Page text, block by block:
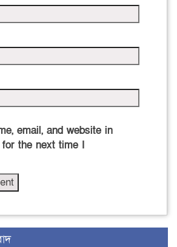
email, and website in
the next time I